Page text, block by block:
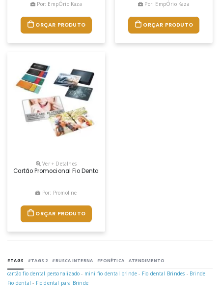
Por: EmpÓrio Kaza
ORÇAR PRODUTO
Por: EmpÓrio Kaza
ORÇAR PRODUTO
Ver + Detalhes
Cartão Promocional Fio Dental Em Poliestireno ( Toxidade = A Zero É
Por: Promoline
ORÇAR PRODUTO
#TAGS #TAGS 2 #BUSCA INTERNA #FONÉTICA ATENDIMENTO
cartão fio dental personalizado - mini fio dental brinde - Fio dental Brindes - Brinde
Fio dental - Fio dental para Brinde